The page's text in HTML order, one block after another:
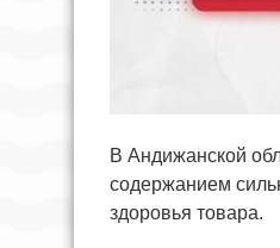
В Андижанской
содержанием
здоровья товара.